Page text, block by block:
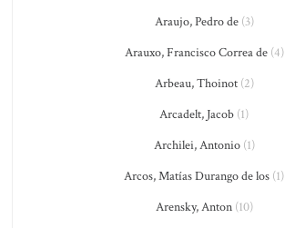
Araujo, Pedro de(3)
Arauxo, Francisco Correa de(4)
Arbeau, Thoinot(2)
Arcadelt, Jacob (1)
Archilei, Antonio(1)
Arcos, Matías Durango de los (1)
Arensky, Anton(10)